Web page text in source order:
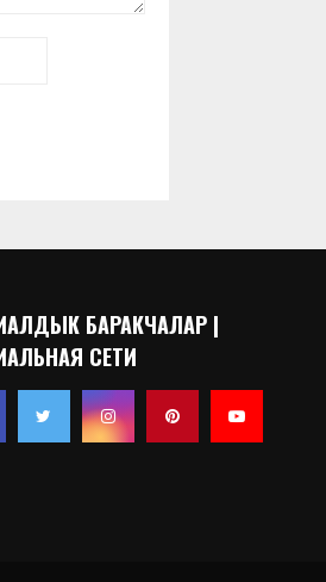
БАРАКЧАЛАР |
СЕТИ